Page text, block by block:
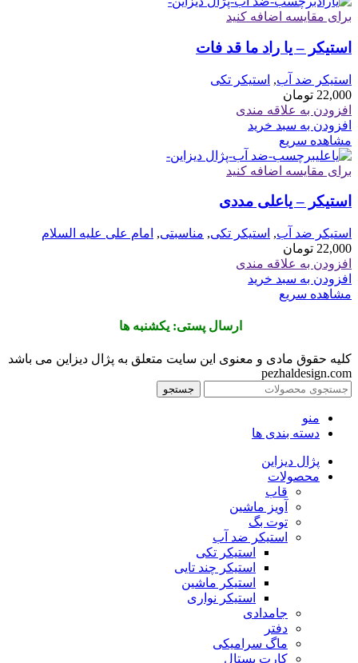
برای مقایسه اضافه کنید
استیکر – یا راد ما قد فات
استیکر ضد آب, استیکر تکی
22,000 تومان
افزودن به علاقه مندی
افزودن به سبد خرید
مشاهده سریع
برای مقایسه اضافه کنید
استیکر – یاعلی مددی
استیکر ضد آب, استیکر تکی, مناسبتی, امام علی علیه السلام
22,000 تومان
افزودن به علاقه مندی
افزودن به سبد خرید
مشاهده سریع
ارسال پستی: یکشنبه ها
کلیه حقوق مادی و معنوی این سایت متعلق به پژال دیزاین می باشد
pezhaldesign.com
جستجو
منو
دسته بندی ها
پژال دیزاین
محصولات
قاب
آویز ماشین
توت بگ
استیکر ضد آب
استیکر تکی
استیکر چند تایی
استیکر ماشین
استیکر نواری
جامدادی
دفتر
ماگ سرامیکی
کارت پستال